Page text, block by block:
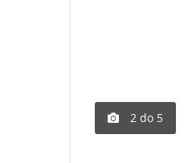
2 do 5